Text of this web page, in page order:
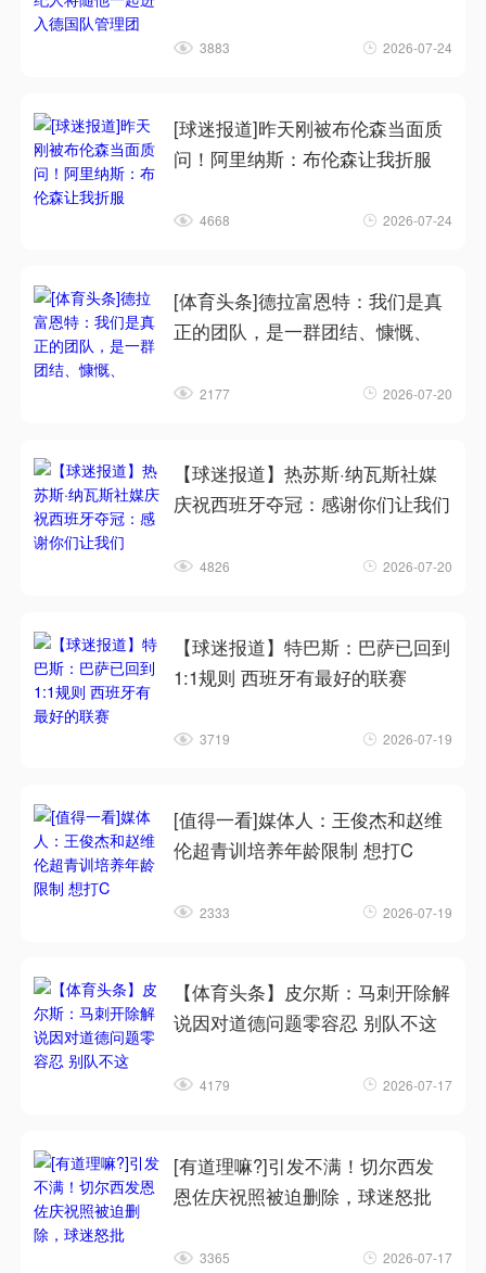
3883 2026-07-24
[球迷报道]昨天刚被布伦森当面质
问！阿里纳斯：布伦森让我折服
4668 2026-07-24
[体育头条]德拉富恩特：我们是真
正的团队，是一群团结、慷慨、
2177 2026-07-20
【球迷报道】热苏斯·纳瓦斯社媒
庆祝西班牙夺冠：感谢你们让我们
4826 2026-07-20
【球迷报道】特巴斯：巴萨已回到
1:1规则 西班牙有最好的联赛
3719 2026-07-19
[值得一看]媒体人：王俊杰和赵维
伦超青训培养年龄限制 想打C
2333 2026-07-19
【体育头条】皮尔斯：马刺开除解
说因对道德问题零容忍 别队不这
4179 2026-07-17
[有道理嘛?]引发不满！切尔西发
恩佐庆祝照被迫删除，球迷怒批
3365 2026-07-17